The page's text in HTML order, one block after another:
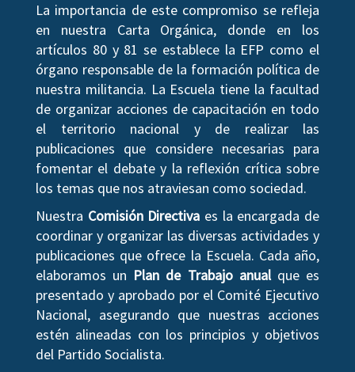
La importancia de este compromiso se refleja
en nuestra Carta Orgánica, donde en los
artículos 80 y 81 se establece la EFP como el
órgano responsable de la formación política de
nuestra militancia. La Escuela tiene la facultad
de organizar acciones de capacitación en todo
el territorio nacional y de realizar las
publicaciones que considere necesarias para
fomentar el debate y la reflexión crítica sobre
los temas que nos atraviesan como sociedad.
Nuestra Comisión Directiva es la encargada de
coordinar y organizar las diversas actividades y
publicaciones que ofrece la Escuela. Cada año,
elaboramos un Plan de Trabajo anualque es
presentado y aprobado por el Comité Ejecutivo
Nacional, asegurando que nuestras acciones
estén alineadas con los principios y objetivos
del Partido Socialista.